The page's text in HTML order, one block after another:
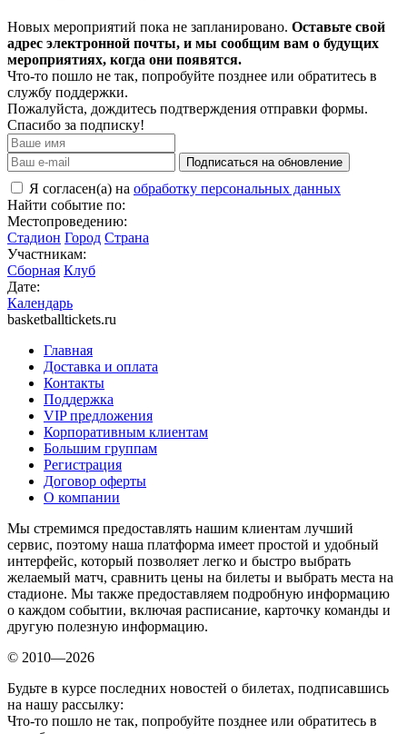
Новых мероприятий пока не запланировано. Оставьте свой
адрес электронной почты, и мы сообщим вам о будущих
мероприятиях, когда они появятся.
Что-то пошло не так, попробуйте позднее или обратитесь в
службу поддержки.
Пожалуйста, дождитесь подтверждения отправки формы.
Спасибо за подписку!
Подписаться на обновление
Я согласен(а) на обработку персональных данных
Найти событие по:
Местопроведению:
Стадион Город Страна
Участникам:
Сборная Клуб
Дате:
Календарь
basketballtickets.ru
Главная
Доставка и оплата
Контакты
Поддержка
VIP предложения
Корпоративным клиентам
Большим группам
Регистрация
Договор оферты
О компании
Мы стремимся предоставлять нашим клиентам лучший
сервис, поэтому наша платформа имеет простой и удобный
интерфейс, который позволяет легко и быстро выбрать
желаемый матч, сравнить цены на билеты и выбрать места на
стадионе. Мы также предоставляем подробную информацию
о каждом событии, включая расписание, карточку команды и
другую полезную информацию.
© 2010—2026
Будьте в курсе последних новостей о билетах, подписавшись
на нашу рассылку:
Что-то пошло не так, попробуйте позднее или обратитесь в